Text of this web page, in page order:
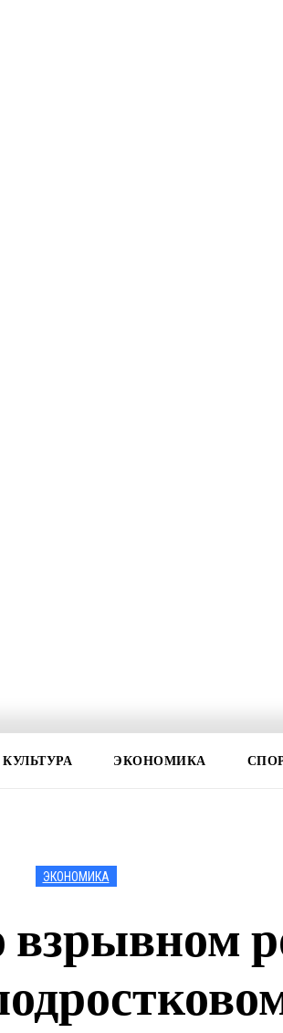
КУЛЬТУРА ЭКОНОМИКА
ЭКОНОМИКА